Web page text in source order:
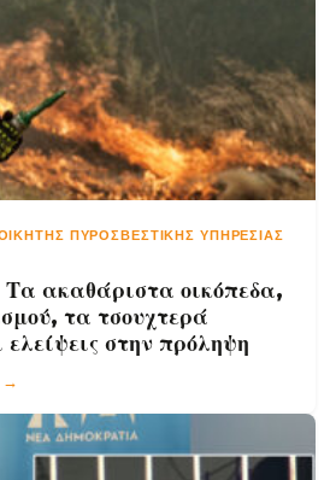
ΠΥΡΟΣΒΕΣΤΙΚΉΣ ΥΠΗΡΕΣΊΑΣ
ακαθάριστα οικόπεδα,
τα τσουχτερά
στην πρόληψη
→